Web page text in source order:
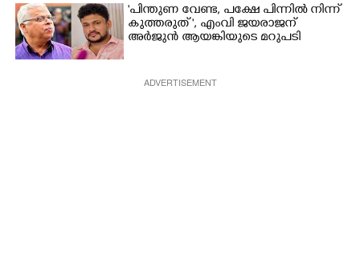
"പിന്തുണ വേണ്ട,​ പക്ഷേ പിന്നിൽ നിന്ന്
കുത്തരുത് ", എംവി ജയരാജന്
അർജുൻ ആയങ്കിയുടെ മറുപടി
ADVERTISEMENT